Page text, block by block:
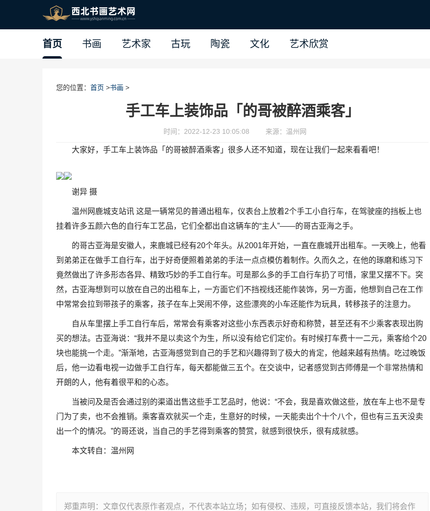
首页 书画 艺术家 古玩 陶瓷 文化 艺术欣赏
您的位置： 首页 >书画 >
手工车上装饰品「的哥被醉酒乘客」
时间：2022-12-23 10:05:08 来源：温州网
大家好，手工车上装饰品「的哥被醉酒乘客」很多人还不知道，现在让我们一起来看看吧！
谢异 摄
温州网鹿城支站讯 这是一辆常见的普通出租车，仪表台上放着2个手工小自行车，在驾驶座的挡板上也
挂着许多五颜六色的自行车工艺品，它们全都出自这辆车的“主人”——的哥古亚海之手。
的哥古亚海是安徽人，来鹿城已经有20个年头。从2001年开始，一直在鹿城开出租车。一天晚上，他看
到弟弟正在做手工自行车，出于好奇便照着弟弟的手法一点点模仿着制作。久而久之，在他的琢磨和练习下
竟然做出了许多形态各异、精致巧妙的手工自行车。可是那么多的手工自行车扔了可惜，家里又摆不下。突
然，古亚海想到可以放在自己的出租车上，一方面它们不挡视线还能作装饰，另一方面，他想到自己在工作
中常常会拉到带孩子的乘客，孩子在车上哭闹不停，这些漂亮的小车还能作为玩具，转移孩子的注意力。
自从车里摆上手工自行车后，常常会有乘客对这些小东西表示好奇和称赞，甚至还有不少乘客表现出购
买的想法。古亚海说：“我并不是以卖这个为生，所以没有给它们定价。有时候打车费十一二元，乘客给个20
块也能挑一个走。”渐渐地，古亚海感觉到自己的手艺和兴趣得到了极大的肯定，他越来越有热情。吃过晚饭
后，他一边看电视一边做手工自行车，每天都能做三五个。在交谈中，记者感觉到古师傅是一个非常热情和
开朗的人，他有着很平和的心态。
当被问及是否会通过别的渠道出售这些手工艺品时，他说：“不会，我是喜欢做这些，放在车上也不是专
门为了卖，也不会推销。乘客喜欢就买一个走，生意好的时候，一天能卖出个十个八个，但也有三五天没卖
出一个的情况。”的哥还说，当自己的手艺得到乘客的赞赏，就感到很快乐，很有成就感。
本文转自：温州网
郑重声明：文章仅代表原作者观点，不代表本站立场；如有侵权、违规，可直接反馈本站，我们将会作